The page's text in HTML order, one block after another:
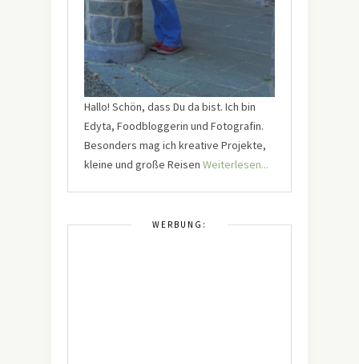
Hallo! Schön, dass Du da bist. Ich bin
Edyta, Foodbloggerin und Fotografin.
Besonders mag ich kreative Projekte,
kleine und große Reisen Weiterlesen...
WERBUNG: